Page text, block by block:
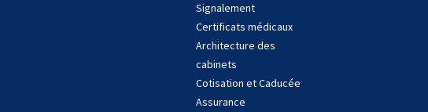
Signalement
Certificats médicaux
Architecture des
cabinets
Cotisation et Caducée
Assurance